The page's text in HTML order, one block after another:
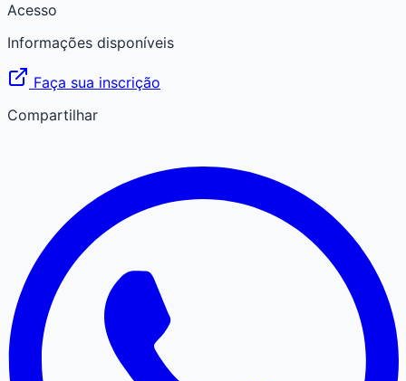
Acesso
Informações disponíveis
Faça sua inscrição
Compartilhar